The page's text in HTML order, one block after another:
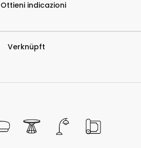
Ottieni indicazioni
​Verknüpft